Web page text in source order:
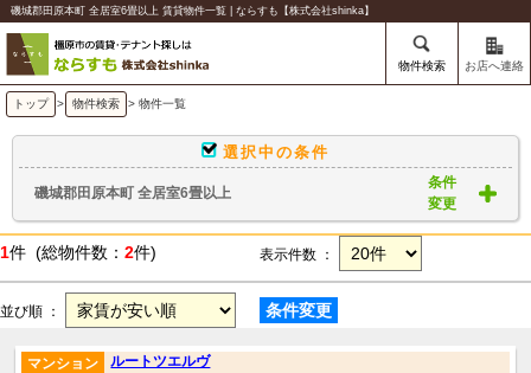
磯城郡田原本町 全居室6畳以上 賃貸物件一覧 | ならすも【株式会社shinka】
物件検索 お店へ連絡
トップ > 物件検索 > 物件一覧
選択中の条件
磯城郡田原本町 全居室6畳以上
条件
変更
1件 (総物件数： 2件) 表示件数 ：
並び順 ： 条件変更
ルートツエルヴ
マンション